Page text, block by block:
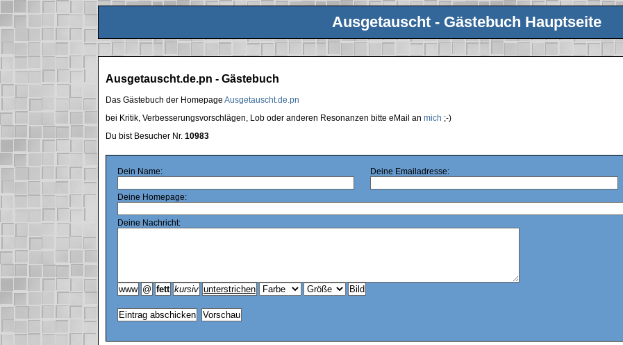
Ausgetauscht - Gästebuch Hauptseite
Ausgetauscht.de.pn - Gästebuch
Das Gästebuch der Homepage Ausgetauscht.de.pn
bei Kritik, Verbesserungsvorschlägen, Lob oder anderen Resonanzen bitte eMail an mich ;-)
Du bist Besucher Nr. 10983
Dein Name: Deine Emailadresse:
Deine Homepage:
Deine Nachricht: